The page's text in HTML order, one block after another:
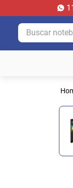
Buscar